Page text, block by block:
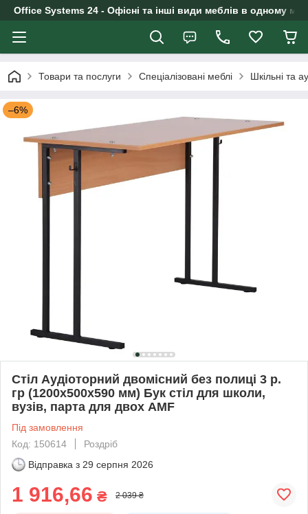
Office Systems 24 - Офісні та інші види меблів в одному
Товари та послуги Спеціалізовані меблі Шкільні та
–6%
Стіл Аудіоторний двомісний без полиці 3 р.
гр (1200х500х590 мм) Бук стіл для школи,
вузів, парта для двох AMF
Під замовлення
Код: 150614
Роздріб
Відправка з 29 серпня 2026
1 916,66 ₴ 2 039 ₴